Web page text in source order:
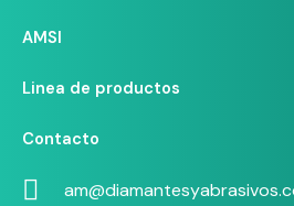
AMSI
Linea de productos
Contacto